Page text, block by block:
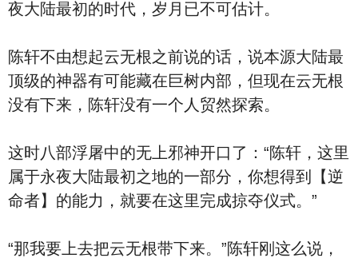
夜大陆最初的时代，岁月已不可估计。
陈轩不由想起云无根之前说的话，说本源大陆最
顶级的神器有可能藏在巨树内部，但现在云无根
没有下来，陈轩没有一个人贸然探索。
这时八部浮屠中的无上邪神开口了：“陈轩，这里
属于永夜大陆最初之地的一部分，你想得到【逆
命者】的能力，就要在这里完成掠夺仪式。”
“那我要上去把云无根带下来。”陈轩刚这么说，